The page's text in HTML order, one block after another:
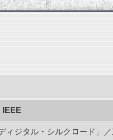
IEEE
ィジタル・シルクロード」